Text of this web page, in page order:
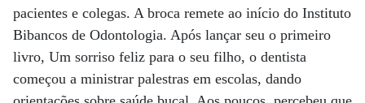
pacientes e colegas. A broca remete ao início do Instituto
Bibancos de Odontologia. Após lançar seu o primeiro
livro, Um sorriso feliz para o seu filho, o dentista
começou a ministrar palestras em escolas, dando